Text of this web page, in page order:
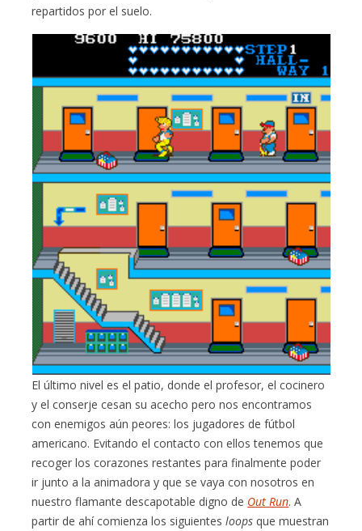
repartidos por el suelo.
El último nivel es el patio, donde el profesor, el cocinero
y el conserje cesan su acecho pero nos encontramos
con enemigos aún peores: los jugadores de fútbol
americano. Evitando el contacto con ellos tenemos que
recoger los corazones restantes para finalmente poder
ir junto a la animadora y que se vaya con nosotros en
nuestro flamante descapotable digno de Out Run. A
partir de ahí comienza los siguientesloops que muestran